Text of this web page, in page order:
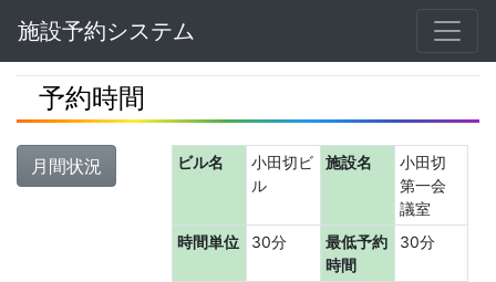
Navbar
施設予約システム
予約時間
月間状況 ビル名
小田切ビ
ル
施設名
小田切
第一会
議室
時間単位
30分
最低予約
時間
30分